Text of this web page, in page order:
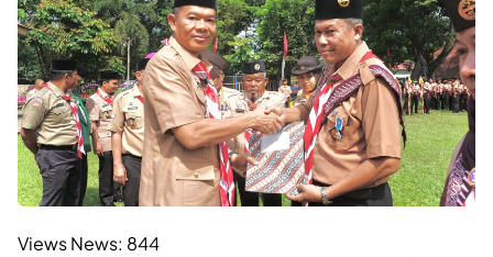
Views News: 844